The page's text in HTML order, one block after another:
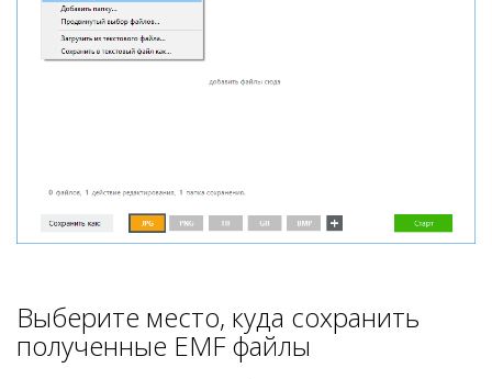
Выберите место, куда сохранить
полученные EMF файлы